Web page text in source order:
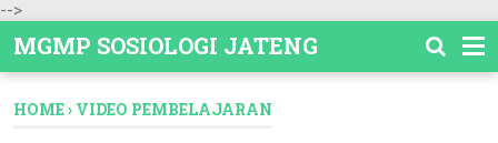
-->
MGMP SOSIOLOGI JATENG
HOME› VIDEO PEMBELAJARAN